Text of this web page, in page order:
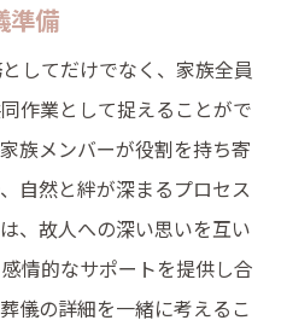
準備
してだけでなく、家族全員
作業として捉えることがで
族メンバーが役割を持ち寄
自然と絆が深まるプロセス
、故人への深い思いを互い
情的なサポートを提供し合
儀の詳細を一緒に考えるこ